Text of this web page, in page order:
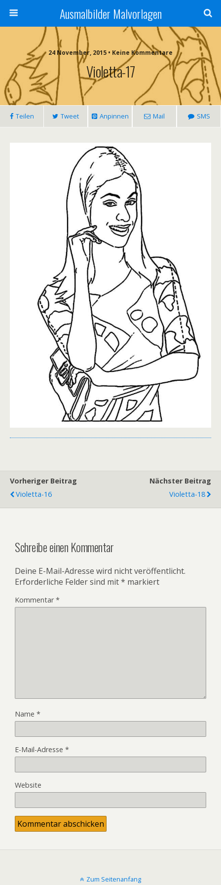
Ausmalbilder Malvorlagen
24 November, 2015 • Keine Kommentare
Violetta-17
Teilen Tweet Anpinnen Mail SMS
Vorheriger Beitrag
Violetta-16
Nächster Beitrag
Violetta-18
Schreibe einen Kommentar
Deine E-Mail-Adresse wird nicht veröffentlicht.
Erforderliche Felder sind mit* markiert
Kommentar*
Name *
E-Mail-Adresse *
Website
Zum Seitenanfang